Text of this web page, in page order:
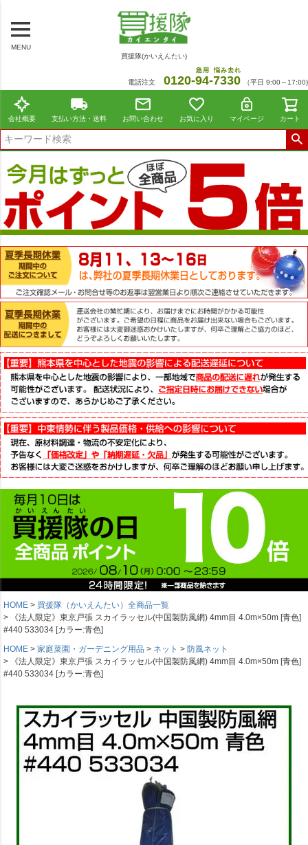
MENU
買援隊(かいえんたい)
電話注文 0120-94
急用
-7330
悩み去れ
（平日 9:00～17:00)
会社概要 支払い方法・送料 お問い合わせ お気に入り マイページ カート
HOME
買援隊（かいえんたい）全商品一覧
《法人限定》東京戸張 スカイラッセル(中国製防風網) 4mm目 4.0m×50m [青色]
#440 533034 [カラー:青色]
HOME
家庭菜園・ガーデニング用品 ネット
防風ネット
《法人限定》東京戸張 スカイラッセル(中国製防風網) 4mm目 4.0m×50m [青色]
#440 533034 [カラー:青色]